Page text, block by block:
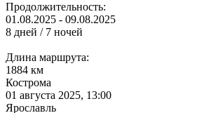
Продолжительность:
01.08.2025 - 09.08.2025
8 дней / 7 ночей
Длина маршрута:
1884 км
Кострома
01 августа 2025, 13:00
Ярославль